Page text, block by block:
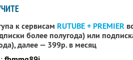
к сервисам RUTUBE + PREMIER
более полугода) или
далее — 399р. в месяц